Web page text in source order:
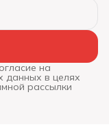
на
данных в целях
рассылки